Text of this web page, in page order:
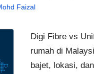
Faizal
Digi Fibre vs
rumah di
bajet, lokasi,